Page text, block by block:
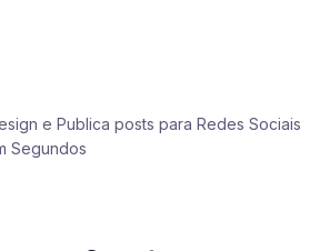
e Publica posts para Redes Sociais
Segundos